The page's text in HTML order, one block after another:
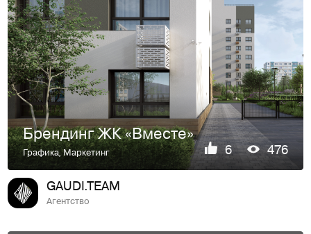
Брендинг ЖК «Вместе»
Графика,Маркетинг 6 476
GAUDI.TEAM
Агентство